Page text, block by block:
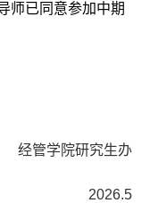
师已同意参加中期
经管学院研究生办
2026.5